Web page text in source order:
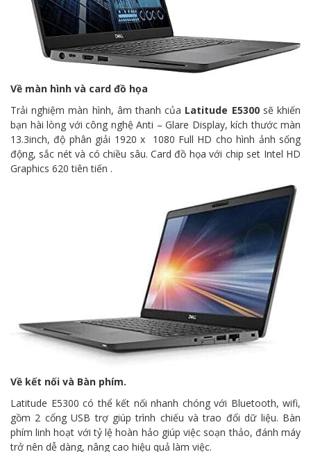
Về màn hình và card đồ họa
Trải nghiệm màn hình, âm thanh của Latitude E5300sẽ khiến
bạn hài lòng với công nghệ Anti – Glare Display, kích thước màn
13.3inch, độ phân giải 1920 x 1080 Full HD cho hình ảnh sống
động, sắc nét và có chiều sâu. Card đồ họa với chip set Intel HD
Graphics 620 tiên tiến .
Về kết nối và Bàn phím.
Latitude E5300 có thể kết nối nhanh chóng với Bluetooth, wifi,
gồm 2 cổng USB trợ giúp trình chiếu và trao đổi dữ liệu. Bàn
phím linh hoạt với tỷ lệ hoàn hảo giúp việc soạn thảo, đánh máy
trở nên dễ dàng, nâng cao hiệu quả làm việc.